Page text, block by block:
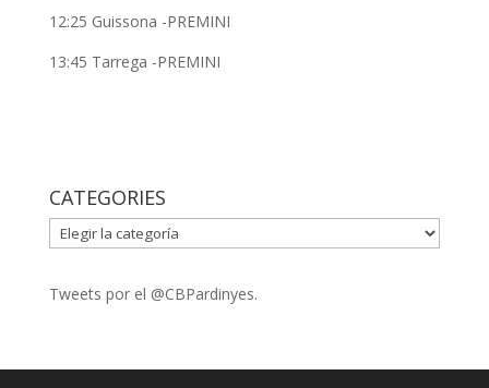
12:25 Guissona -PREMINI
13:45 Tarrega -PREMINI
CATEGORIES
CATEGORIES
Tweets por el @CBPardinyes.